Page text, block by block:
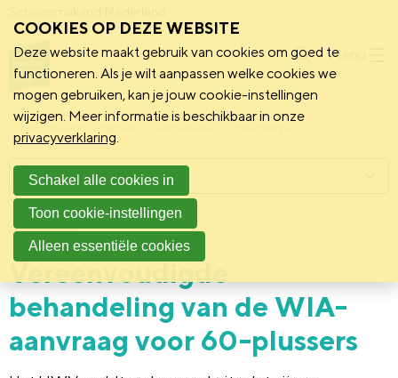
Menu
Schoonmakend Nederland
Achtergrond 6 december 2022
Vereenvoudigde
behandeling van de WIA-
aanvraag voor 60-plussers
Menu
COOKIES OP DEZE WEBSITE
Deze website maakt gebruik van cookies om goed te
functioneren. Als je wilt aanpassen welke cookies we
mogen gebruiken, kan je jouw cookie-instellingen
wijzigen. Meer informatie is beschikbaar in onze
privacyverklaring.
Schakel alle cookies in
Toon cookie-instellingen
Alleen essentiële cookies